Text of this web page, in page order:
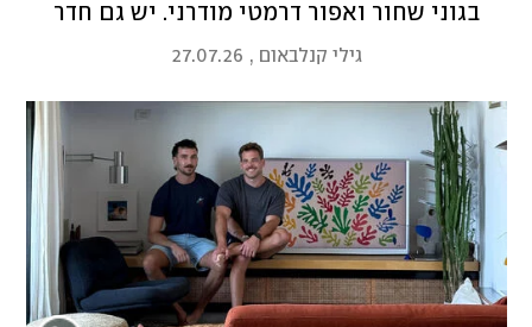
בגוני שחור ואפור דרמטי מודרני. יש גם חדר
גילי קנלבאום ,
27.07.26